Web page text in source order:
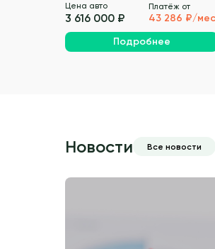
Цена авто
3 616 000 ₽
Платёж от
43 286 ₽/
Подробнее
Новости Все новости